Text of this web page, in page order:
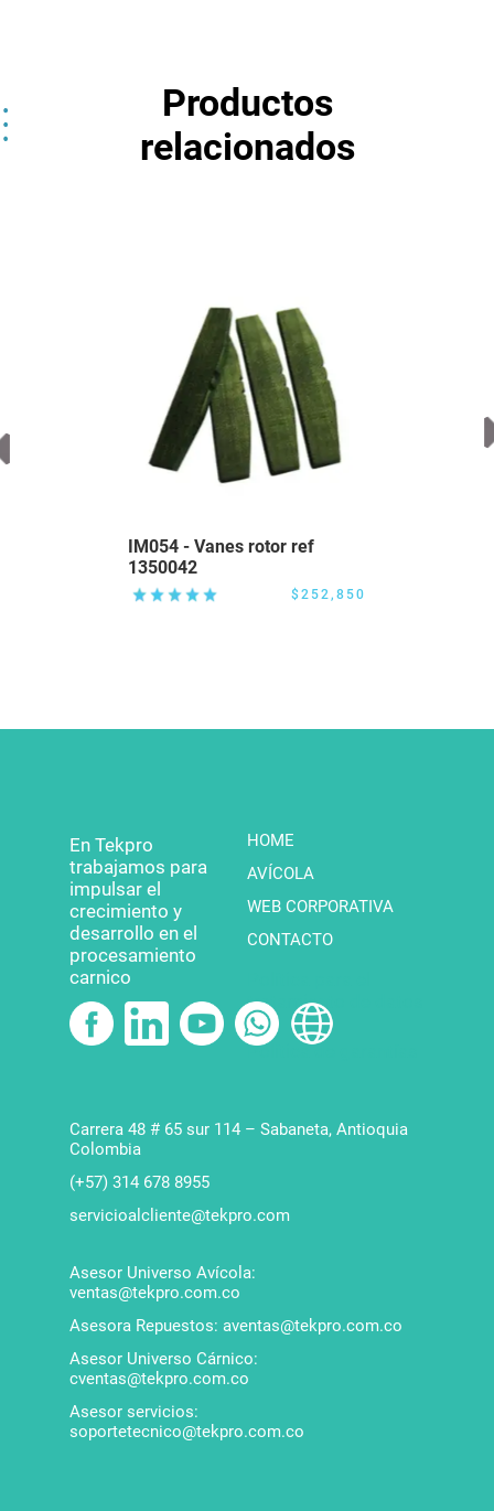
Productos
relacionados
IM054 - Vanes rotor ref
1350042
$252,850
En Tekpro
trabajamos para
impulsar el
crecimiento y
desarrollo en el
procesamiento
carnico
HOME
AVÍCOLA
WEB CORPORATIVA
CONTACTO
tratamiento de datos
Política de garantías
Carrera 48 # 65 sur 114 – Sabaneta, Antioquia
Colombia
(+57) 314 678 8955
servicioalcliente@tekpro.com
Asesor Universo Avícola:
ventas@tekpro.com.co
Asesora Repuestos: aventas@tekpro.com.co
Asesor Universo Cárnico:
cventas@tekpro.com.co
Asesor servicios:
soportetecnico@tekpro.com.co